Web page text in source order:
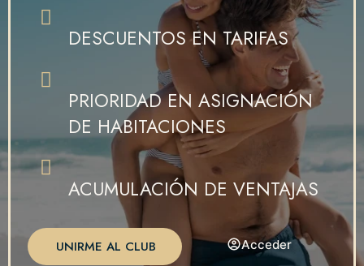
DESCUENTOS EN TARIFAS
PRIORIDAD EN ASIGNACIÓN
DE HABITACIONES
ACUMULACIÓN DE VENTAJAS
UNIRME AL CLUB Acceder